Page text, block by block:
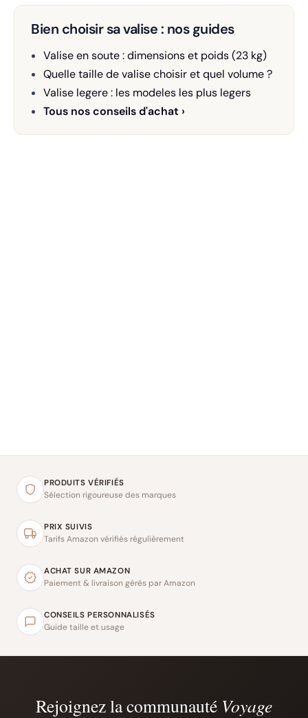
Bien choisir sa valise : nos guides
Valise en soute : dimensions et poids (23 kg)
Quelle taille de valise choisir et quel volume ?
Valise legere : les modeles les plus legers
Tous nos conseils d'achat ›
PRODUITS VÉRIFIÉS
Sélection rigoureuse des marques
PRIX SUIVIS
Tarifs Amazon vérifiés régulièrement
ACHAT SUR AMAZON
Paiement & livraison gérés par Amazon
CONSEILS PERSONNALISÉS
Guide taille et usage
Rejoignez la communauté Voyage